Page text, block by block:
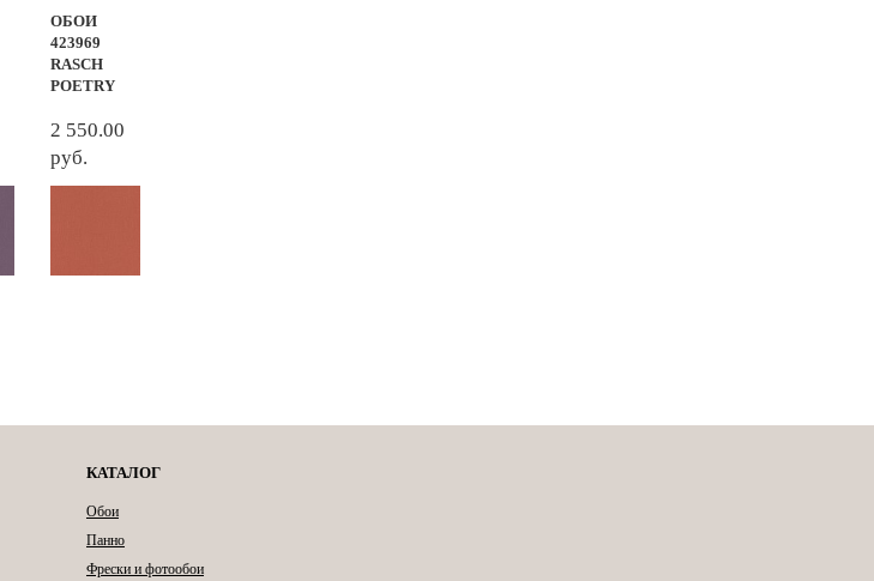
ОБОИ
423969
RASCH
POETRY
2 550.00
руб.
КАТАЛОГ
Обои
Панно
Фрески и фотообои